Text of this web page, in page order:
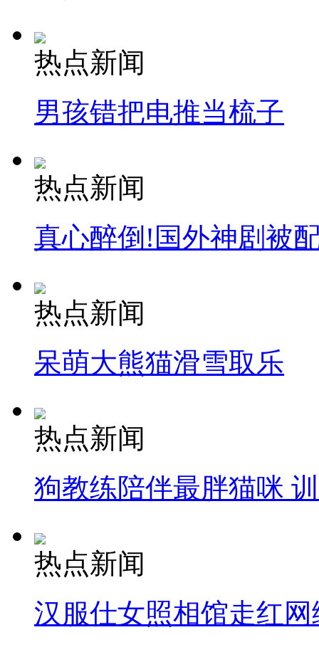
热点新闻
男孩错把电推当梳子
热点新闻
真心醉倒!国外神剧被
热点新闻
呆萌大熊猫滑雪取乐
热点新闻
狗教练陪伴最胖猫咪
热点新闻
汉服仕女照相馆走红网